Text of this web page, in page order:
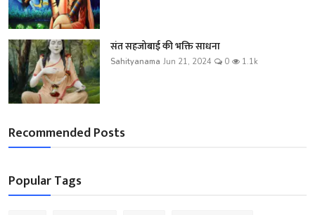
संत सहजोबाई की भक्ति साधना
Sahityanama Jun 21, 2024 0 1.1k
Recommended Posts
Popular Tags